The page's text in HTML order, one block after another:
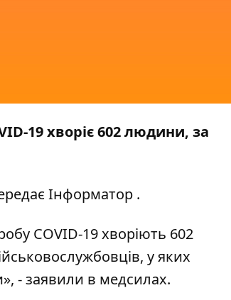
19 хворіє 602 людини, за
Інформатор .
COVID-19 хворіють 602
у яких
- заявили в медсилах.